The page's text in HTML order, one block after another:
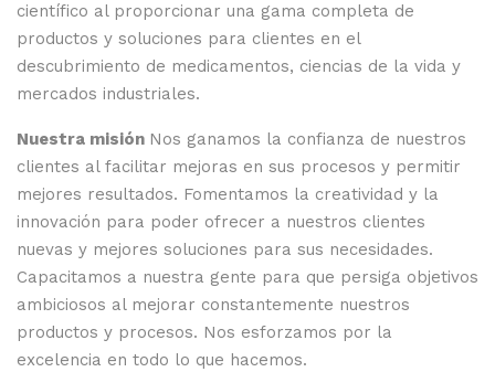
científico al proporcionar una gama completa de
productos y soluciones para clientes en el
descubrimiento de medicamentos, ciencias de la vida y
mercados industriales.
Nuestra misión Nos ganamos la confianza de nuestros
clientes al facilitar mejoras en sus procesos y permitir
mejores resultados. Fomentamos la creatividad y la
innovación para poder ofrecer a nuestros clientes
nuevas y mejores soluciones para sus necesidades.
Capacitamos a nuestra gente para que persiga objetivos
ambiciosos al mejorar constantemente nuestros
productos y procesos. Nos esforzamos por la
excelencia en todo lo que hacemos.